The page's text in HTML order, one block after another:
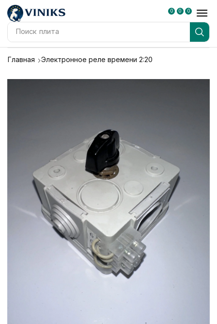
Поиск плита
0 0 0
Главная Электронное реле времени 2:20